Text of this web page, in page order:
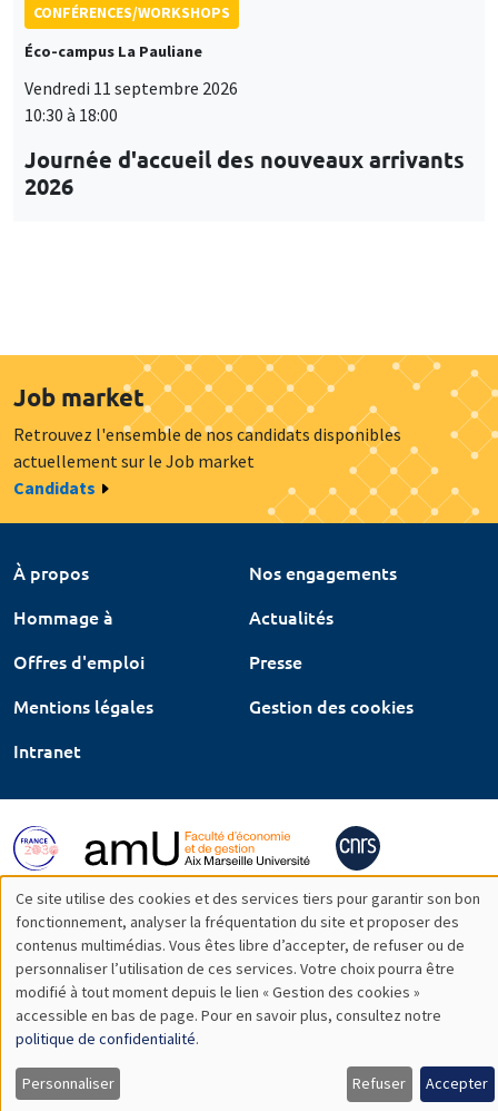
CONFÉRENCES/WORKSHOPS
Éco-campus La Pauliane
Vendredi 11 septembre 2026
10:30 à 18:00
Journée d'accueil des nouveaux arrivants
2026
Job market
Retrouvez l'ensemble de nos candidats disponibles
actuellement sur le Job market
Candidats
À propos
Nos engagements
Hommage à
Actualités
Offres d'emploi
Presse
Mentions légales
Gestion des cookies
Intranet
Utilisation
des
données
personnelles
et
Ce site utilise des cookies et des services tiers pour garantir son bon
fonctionnement, analyser la fréquentation du site et proposer des
contenus multimédias. Vous êtes libre d’accepter, de refuser ou de
personnaliser l’utilisation de ces services. Votre choix pourra être
modifié à tout moment depuis le lien « Gestion des cookies »
accessible en bas de page. Pour en savoir plus, consultez notre
politique de confidentialité.
Personnaliser Refuser Accepter